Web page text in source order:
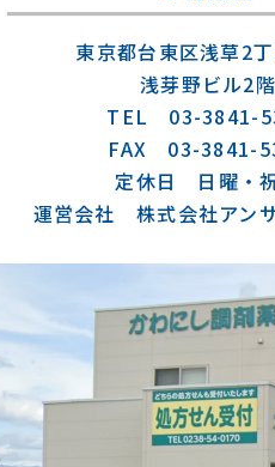
東京都台東区浅草2
浅芽野ビル2階
TEL 03-3841-
FAX 03-3841-
定休日 日曜・
運営会社 株式会社アン